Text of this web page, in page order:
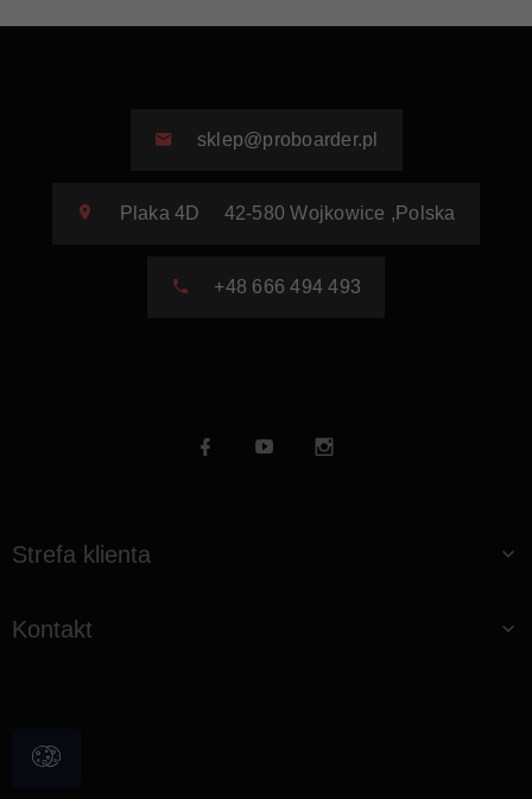
sklep@proboarder.pl
Plaka 4D 42-580 Wojkowice , Polska
+48 666 494 493
Strefa klienta
Kontakt